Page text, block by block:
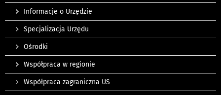
Informacje o Urzędzie
Specjalizacja Urzędu
Ośrodki
Współpraca w regionie
Współpraca zagraniczna US